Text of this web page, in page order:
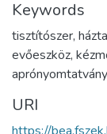
Keywords
tisztítószer,
evőeszköz,
aprónyomtatvány
URI